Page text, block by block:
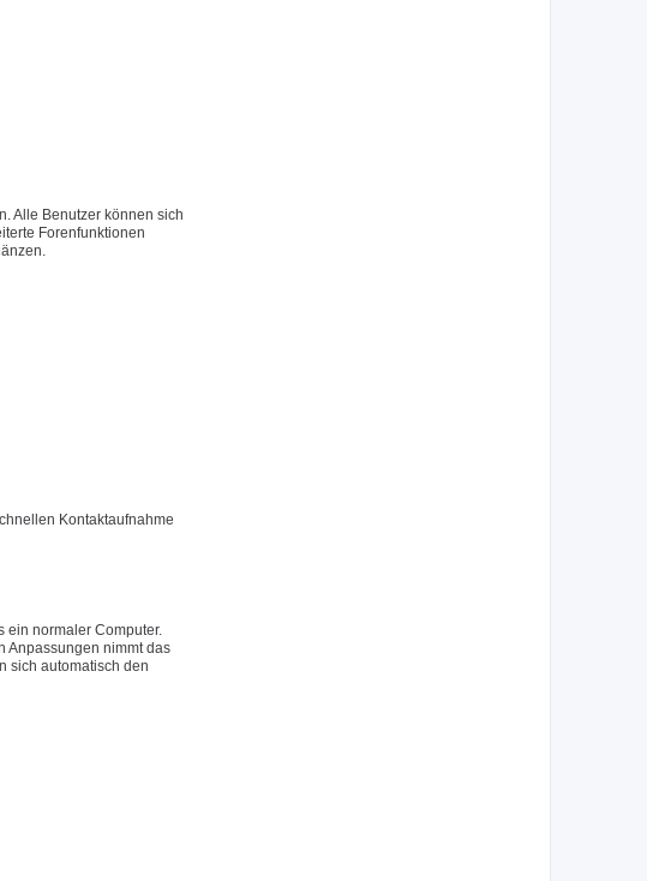
Alle Benutzer können sich
Forenfunktionen
Kontaktaufnahme
ein normaler Computer.
Anpassungen nimmt das
sich automatisch den